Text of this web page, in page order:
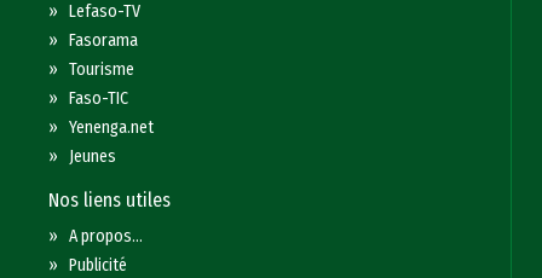
»Lefaso-TV
»Fasorama
»Tourisme
»Faso-TIC
»Yenenga.net
» Jeunes
Nos liens utiles
»A propos...
»Publicité